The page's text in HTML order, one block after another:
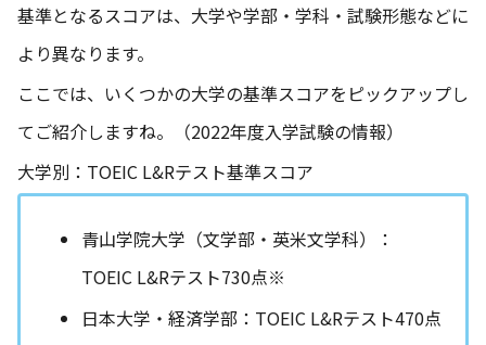
基準となるスコアは、大学や学部・学科・試験形態などに
より異なります。
ここでは、いくつかの大学の基準スコアをピックアップし
てご紹介しますね。（2022年度入学試験の情報）
大学別：TOEIC L&Rテスト基準スコア
青山学院大学（文学部・英米文学科）：
TOEIC L&Rテスト730点※
日本大学・経済学部：TOEIC L&Rテスト470点